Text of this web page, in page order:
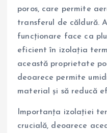
poros, care permite
transferul de căldură.
funcționare face ca
eficient în izolația
această proprietate
deoarece permite
material și să reducă
Importanța izolației
crucială, deoarece